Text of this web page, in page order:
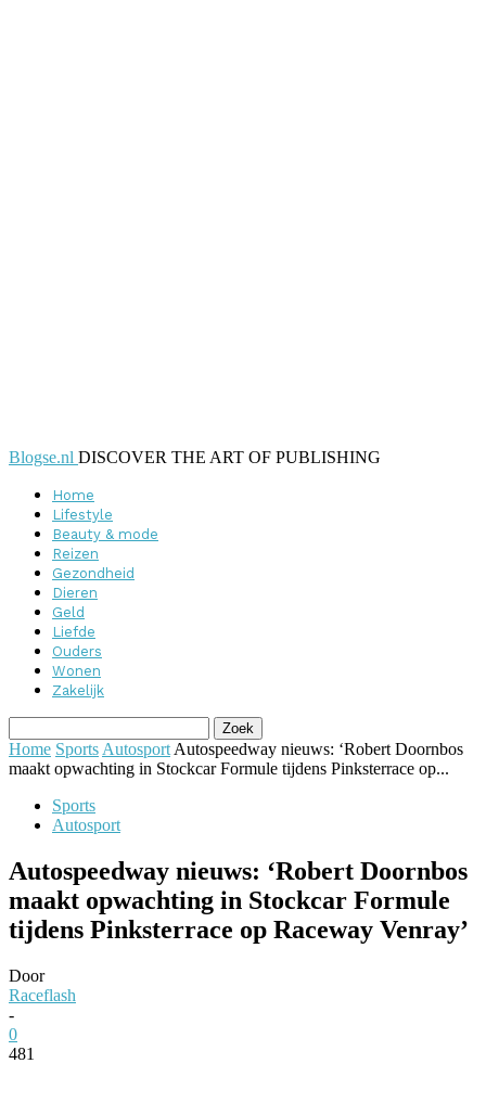
Blogse.nl DISCOVER THE ART OF PUBLISHING
Home
Lifestyle
Beauty & mode
Reizen
Gezondheid
Dieren
Geld
Liefde
Ouders
Wonen
Zakelijk
Home Sports Autosport Autospeedway nieuws: ‘Robert Doornbos
maakt opwachting in Stockcar Formule tijdens Pinksterrace op...
Sports
Autosport
Autospeedway nieuws: ‘Robert Doornbos
maakt opwachting in Stockcar Formule
tijdens Pinksterrace op Raceway Venray’
Door
Raceflash
-
0
481